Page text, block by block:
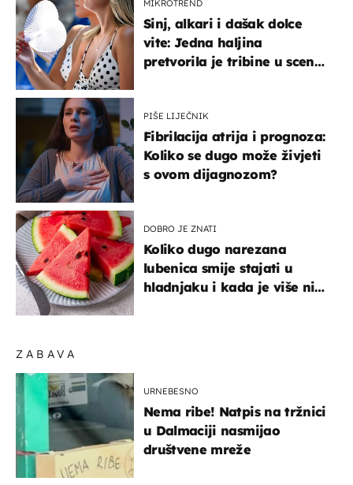
ZABAVA
URNEBESNO
Nema ribe! Natpis na tržnici
u Dalmaciji nasmijao
društvene mreže
MIKROTREND
Sinj, alkari i dašak dolce
vite: Jedna haljina
pretvorila je tribine u scenu
PIŠE LIJEČNIK
Fibrilacija atrija i prognoza:
Koliko se dugo može živjeti
s ovom dijagnozom?
DOBRO JE ZNATI
Koliko dugo narezana
lubenica smije stajati u
hladnjaku i kada je više nije